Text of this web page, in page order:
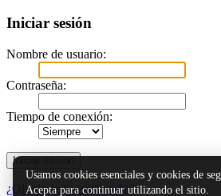
Iniciar sesión
Nombre de usuario:
Contraseña:
Tiempo de conexión:
¿Olvidaste tu contraseña?
Usamos cookies esenciales y cookies de
Acepta para continuar utilizando el sitio.